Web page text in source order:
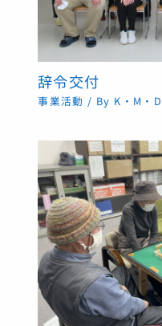
辞令交付
事業活動 / By K・M・D